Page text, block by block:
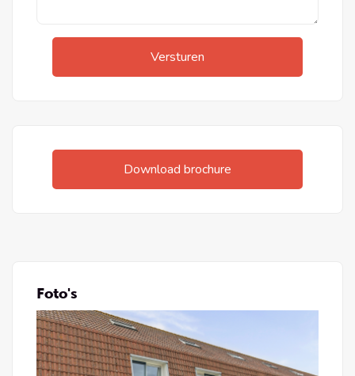
3 slaapkamers:
De ouderslaapkamer - met airconditioning voor
verwarmen en koelen - en slaapkamer 2 zijn
2e verdieping:
Voorzolder met de wasmachineaansluiting,
wastafel, de CV-combiketel (ATAG, 2020, huur),
knieschotberging en een doorloop naar de
tussenkamer.
Versturen
Download brochure
Foto's